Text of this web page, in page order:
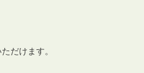
だけます。